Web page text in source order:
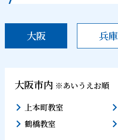
大阪 兵庫
大阪市内 ※あいうえお順
上本町教室
鶴橋教室